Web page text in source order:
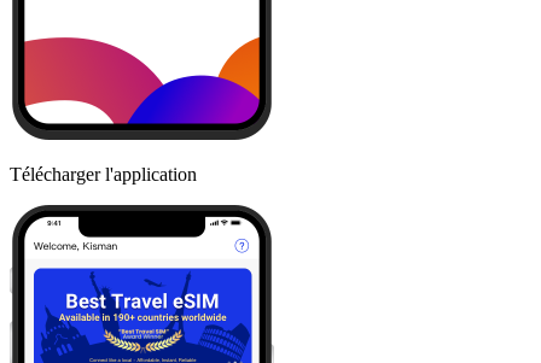
Télécharger l'application